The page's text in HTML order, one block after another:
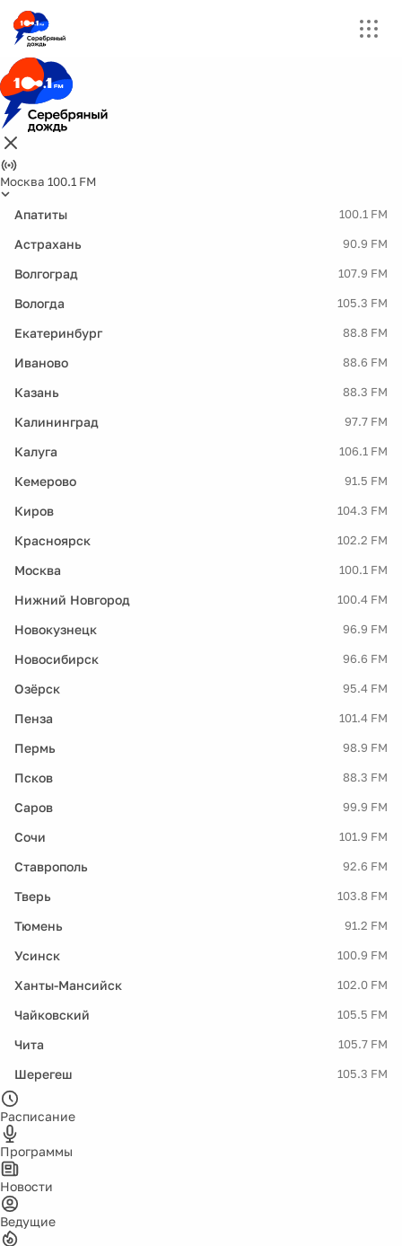
Москва 100.1 FM
Апатиты 100.1 FM
Астрахань 90.9 FM
Волгоград 107.9 FM
Вологда 105.3 FM
Екатеринбург 88.8 FM
Иваново 88.6 FM
Казань 88.3 FM
Калининград 97.7 FM
Калуга 106.1 FM
Кемерово 91.5 FM
Киров 104.3 FM
Красноярск 102.2 FM
Москва 100.1 FM
Нижний Новгород 100.4 FM
Новокузнецк 96.9 FM
Новосибирск 96.6 FM
Озёрск 95.4 FM
Пенза 101.4 FM
Пермь 98.9 FM
Псков 88.3 FM
Саров 99.9 FM
Сочи 101.9 FM
Ставрополь 92.6 FM
Тверь 103.8 FM
Тюмень 91.2 FM
Усинск 100.9 FM
Ханты-Мансийск 102.0 FM
Чайковский 105.5 FM
Чита 105.7 FM
Шерегеш 105.3 FM
Расписание
Программы
Новости
Ведущие